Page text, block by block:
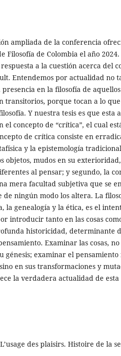
ampliada de la conferencia
Filosofía de Colombia el año 2024.
a la cuestión acerca del
Entendemos por actualidad no
en la filosofía de
transitorios, porque tocan a lo
Y nuestra tesis es que esta
el concepto de “crítica”, el cual
de crítica consiste en
y la epistemología
objetos, mudos en su
al pensar; y segundo, la
mera facultad subjetiva que se
de ningún modo los altera. La
la genealogía y la ética, es el
introducir tanto en las cosas
historicidad, determinante
Examinar las cosas,
génesis; examinar el pensamiento
en sus transformaciones y
la verdadera actualidad de esta
des plaisirs. Histoire de la